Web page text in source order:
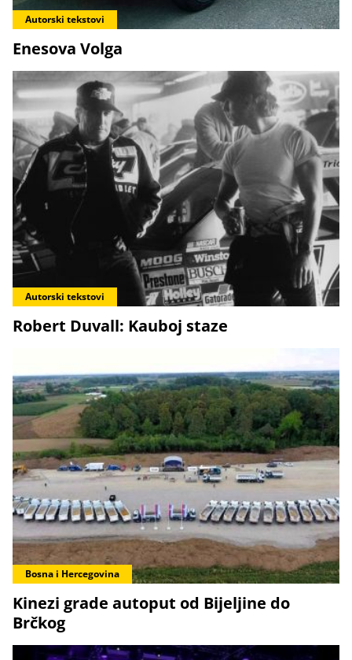
Autorski tekstovi
Enesova Volga
Autorski tekstovi
Robert Duvall: Kauboj staze
Bosna i Hercegovina
Kinezi grade autoput od Bijeljine do
Brčkog